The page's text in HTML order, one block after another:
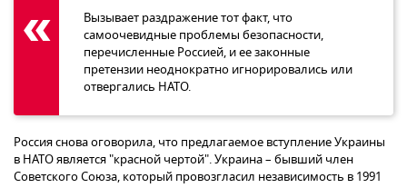
Вызывает раздражение тот факт, что
самоочевидные проблемы безопасности,
перечисленные Россией, и ее законные
претензии неоднократно игнорировались или
отвергались НАТО.
Россия снова оговорила, что предлагаемое вступление Украины
в НАТО является "красной чертой". Украина – бывший член
Советского Союза, который провозгласил независимость в 1991